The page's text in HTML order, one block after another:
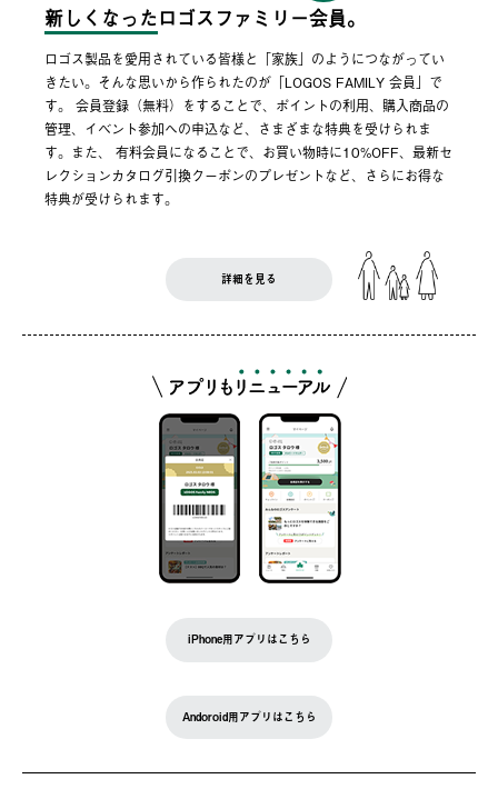
新しくなった ロゴスファミリー会員。
ロゴス製品を愛用されている皆様と「家族」のようにつながってい
きたい。そんな思いから作られたのが「LOGOS FAMILY 会員」で
す。 会員登録（無料）をすることで、ポイントの利用、購入商品の
管理、イベント参加への申込など、さまざまな特典を受けられま
す。また、 有料会員になることで、お買い物時に10%OFF、最新セ
レクションカタログ引換クーポンのプレゼントなど、さらにお得な
特典が受けられます。
詳細を見る
iPhone用アプリはこちら
Andoroid用アプリはこちら